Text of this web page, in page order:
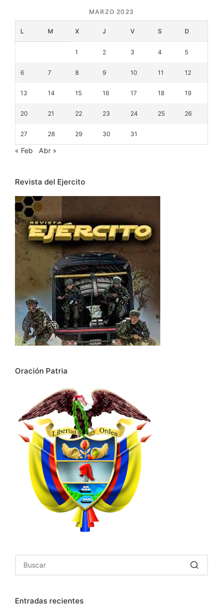
MARZO 2023
L M X J V S D
1 2 3 4 5
6 7 8 9 10 11 12
13 14 15 16 17 18 19
20 21 22 23 24 25 26
27 28 29 30 31
« Feb Abr »
Revista del Ejercito
Oración Patria
Entradas recientes